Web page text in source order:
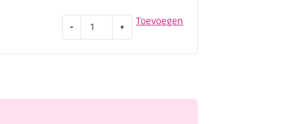
Toevoegen
-
acrylvilt,
cm
+